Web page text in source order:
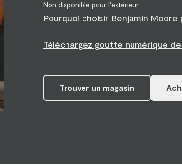
Non disponible pour l'extérieur.
Pourquoi choisir Benjamin Moore
Téléchargez goutte numérique
Trouver un magasin